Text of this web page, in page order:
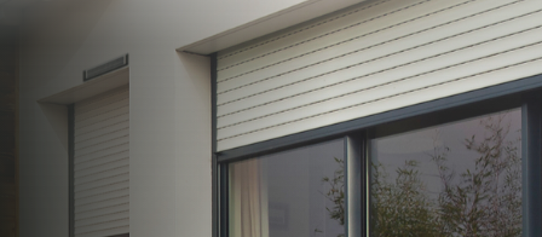
Distributeur Conseil
BUBENDORFF
Missillac
Artisan, Menuisier, TPE ou PME proche de
Missillac ?